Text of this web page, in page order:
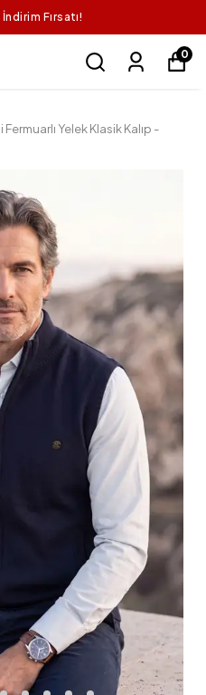
Fırsatı!
0
Fermuarlı Yelek Klasik Kalıp -